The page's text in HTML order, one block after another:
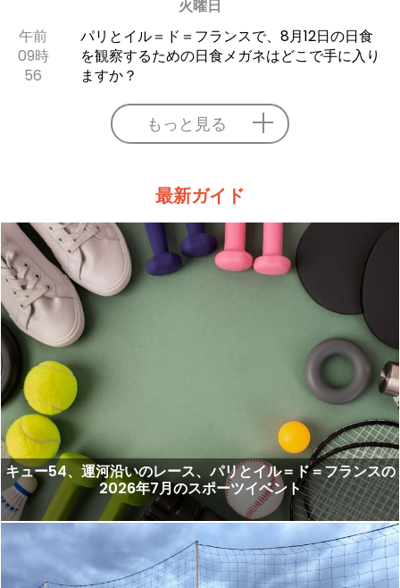
火曜日
午前
09時
56
パリとイル＝ド＝フランスで、8月12日の日食
を観察するための日食メガネはどこで手に入り
ますか？
もっと見る
最新ガイド
キュー54、運河沿いのレース、パリとイル＝ド＝フランスの
2026年7月のスポーツイベント